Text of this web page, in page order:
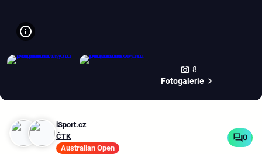
8
Fotogalerie
iSport.cz
ČTK
Australian Open
0